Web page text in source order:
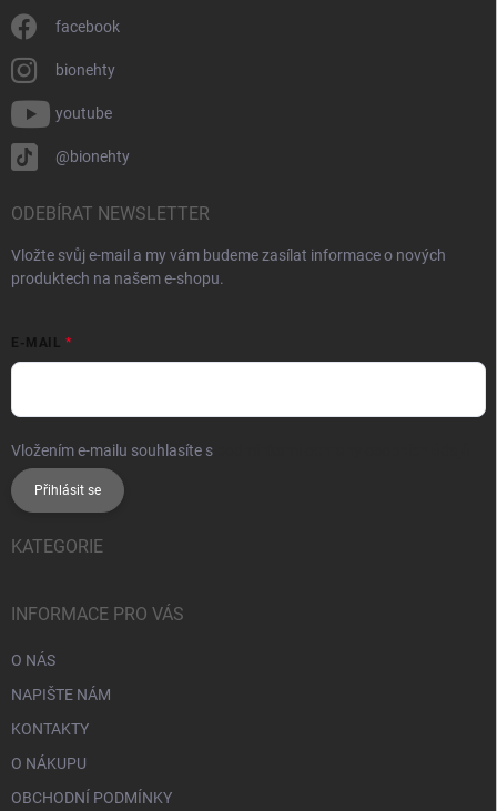
facebook
bionehty
youtube
@bionehty
ODEBÍRAT NEWSLETTER
Vložte svůj e-mail a my vám budeme zasílat informace o nových
produktech na našem e-shopu.
E-MAIL
Vložením e-mailu souhlasíte s
Přihlásit se
KATEGORIE
INFORMACE PRO VÁS
O NÁS
NAPIŠTE NÁM
KONTAKTY
O NÁKUPU
OBCHODNÍ PODMÍNKY